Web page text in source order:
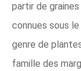
partir de
connues sous
genre de
famille des